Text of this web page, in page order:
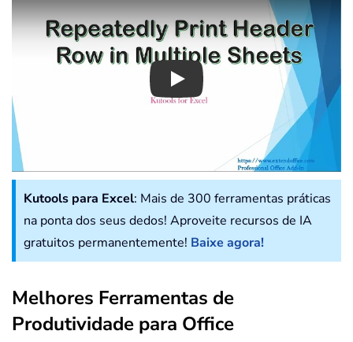
Play
Kutools para Excel: Mais de 300 ferramentas práticas
na ponta dos seus dedos! Aproveite recursos de IA
gratuitos permanentemente! Baixe agora!
Melhores Ferramentas de
Produtividade para Office